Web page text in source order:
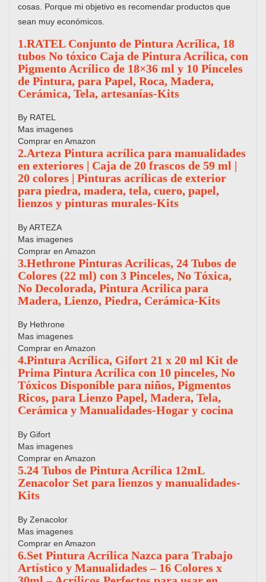
cosas. Porque mi objetivo es recomendar productos que
sean muy económicos.
1.RATEL Conjunto de Pintura Acrílica, 18
tubos No tóxico Caja de Pintura Acrílica, con
Pigmento Acrílico de 18×36 ml y 10 Pinceles
de Pintura, para Papel, Roca, Madera,
Cerámica, Tela, artesanías-Kits
By RATEL
Mas imagenes
Comprar en Amazon
2.Arteza Pintura acrílica para manualidades
en exteriores | Caja de 20 frascos de 59 ml |
20 colores | Pinturas acrílicas de exterior
para piedra, madera, tela, cuero, papel,
lienzos y pinturas murales-Kits
By ARTEZA
Mas imagenes
Comprar en Amazon
3.Hethrone Pinturas Acrilicas, 24 Tubos de
Colores (22 ml) con 3 Pinceles, No Tóxica,
No Decolorada, Pintura Acrilica para
Madera, Lienzo, Piedra, Cerámica-Kits
By Hethrone
Mas imagenes
Comprar en Amazon
4.Pintura Acrílica, Gifort 21 x 20 ml Kit de
Prima Pintura Acrílica con 10 pinceles, No
Tóxicos Disponible para niños, Pigmentos
Ricos, para Lienzo Papel, Madera, Tela,
Cerámica y Manualidades-Hogar y cocina
By Gifort
Mas imagenes
Comprar en Amazon
5.24 Tubos de Pintura Acrílica 12mL
Zenacolor Set para lienzos y manualidades-
Kits
By Zenacolor
Mas imagenes
Comprar en Amazon
6.Set Pintura Acrílica Nazca para Trabajo
Artístico y Manualidades – 16 Colores x